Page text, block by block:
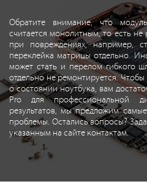
Обратите внимание, что
считается монолитным, то есть
при повреждениях, например,
переклейка матрицы отдельно.
может стать и перелом гибкого
отдельно не ремонтируется.
о состоянии ноутбука, вам
Pro для профессиональной
результатов, мы предложим
проблемы. Остались вопросы?
указанным на сайте контактам.